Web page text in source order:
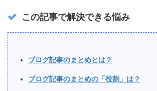
この記事で解決できる悩み
ブログ記事のまとめとは？
ブログ記事のまとめの「役割」は？